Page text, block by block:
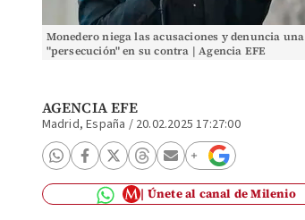
Monedero niega las acusaciones y denuncia una
"persecución" en su contra | Agencia EFE
AGENCIA EFE
Madrid, España / 20.02.2025 17:27:00
Únete al canal de Milenio